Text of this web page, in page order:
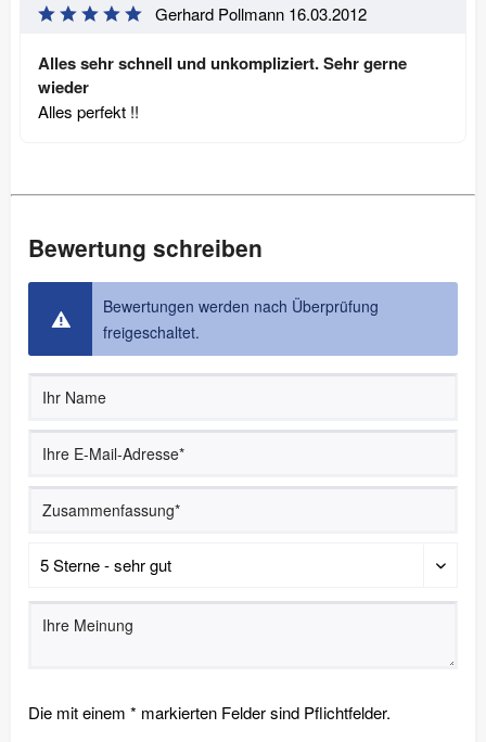
Gerhard Pollmann 16.03.2012
Alles sehr schnell und unkompliziert. Sehr gerne
wieder
Alles perfekt !!
Bewertung schreiben
Bewertungen werden nach Überprüfung
freigeschaltet.
Die mit einem * markierten Felder sind Pflichtfelder.